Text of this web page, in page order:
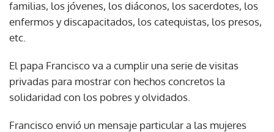
familias, los jóvenes, los diáconos, los sacerdotes, los
enfermos y discapacitados, los catequistas, los presos,
etc.
El papa Francisco va a cumplir una serie de visitas
privadas para mostrar con hechos concretos la
solidaridad con los pobres y olvidados.
Francisco envió un mensaje particular a las mujeres